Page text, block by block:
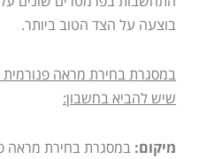
בוצעה על הצד הטוב ביותר.
במסגרת בחירת מראה פנורמית
שיש להביא בחשבון:
מיקום:במסגרת בחירת מראה